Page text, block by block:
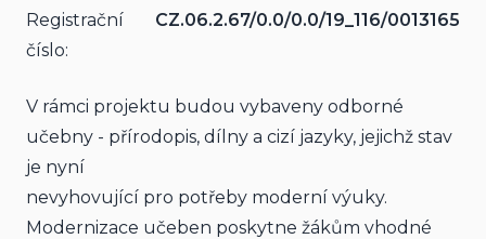
Registrační
číslo:
CZ.06.2.67/0.0/0.0/19_116/0013165
V rámci projektu budou vybaveny odborné
učebny - přírodopis, dílny a cizí jazyky, jejichž stav
je nyní
nevyhovující pro potřeby moderní výuky.
Modernizace učeben poskytne žákům vhodné